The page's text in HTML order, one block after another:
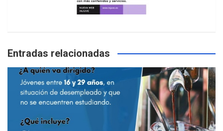
Entradas relacionadas